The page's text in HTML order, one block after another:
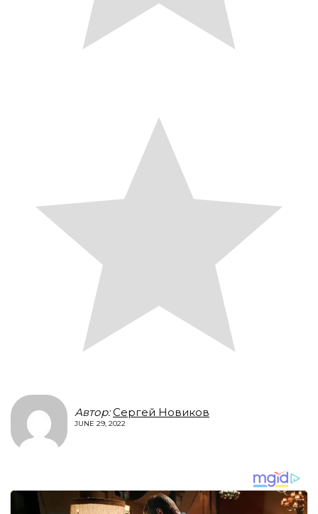
Автор: Сергей Новиков
JUNE 29, 2022